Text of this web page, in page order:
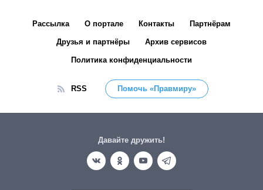
Рассылка О портале Контакты Партнёрам
Друзья и партнёры Архив сервисов
Политика конфиденциальности
RSS Помочь «Правмиру»
Давайте дружить!